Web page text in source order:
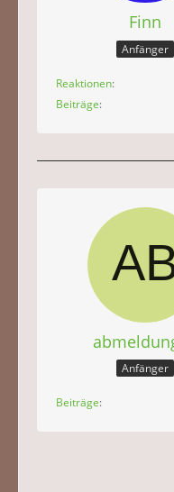
Finn
Anfänger
Reaktionen
Beiträge
Anfänger
Beiträge